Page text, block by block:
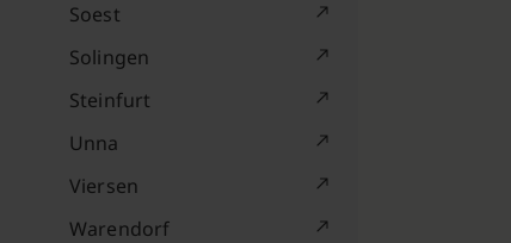
Soest
Solingen
Steinfurt
Unna
Viersen
Warendorf